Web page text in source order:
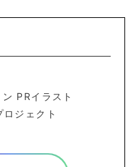
PRイラスト
ジェクト